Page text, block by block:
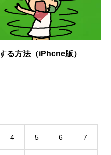
る方法（iPhone版）
4 5 6 7